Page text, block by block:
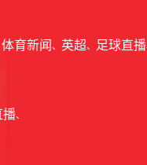
体育新闻 英超 足球直播
播